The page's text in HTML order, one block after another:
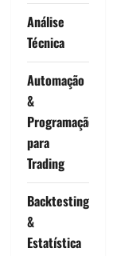
Análise
Técnica
Automação
&
Programação
para
Trading
Backtesting
&
Estatística